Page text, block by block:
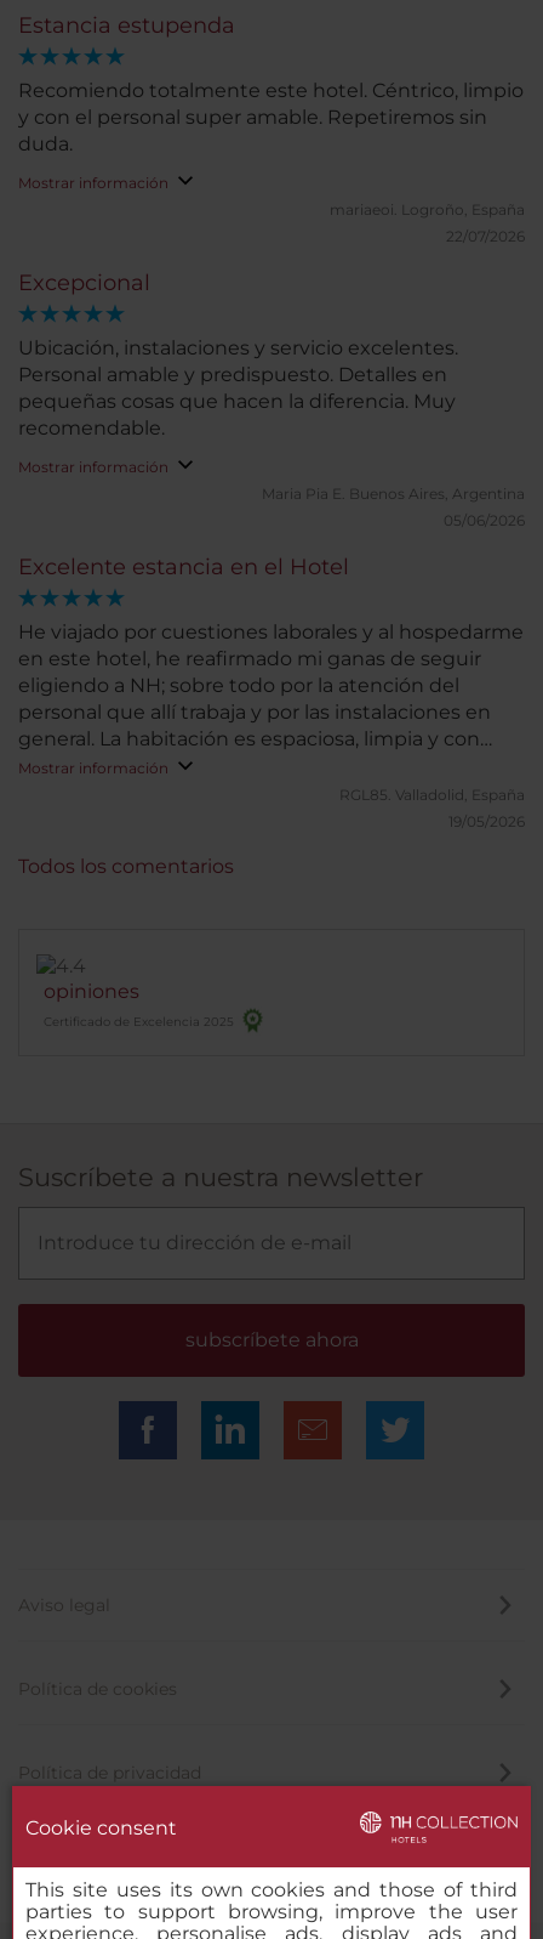
Estancia estupenda
Recomiendo totalmente este hotel. Céntrico, limpio
y con el personal super amable. Repetiremos sin
duda.
Mostrar información
mariaeoi.
Logroño, España
22/07/2026
Excepcional
Ubicación, instalaciones y servicio excelentes.
Personal amable y predispuesto. Detalles en
pequeñas cosas que hacen la diferencia. Muy
recomendable.
Mostrar información
Maria Pia E.
Buenos Aires, Argentina
05/06/2026
Excelente estancia en el Hotel
He viajado por cuestiones laborales y al hospedarme
en este hotel, he reafirmado mi ganas de seguir
eligiendo a NH; sobre todo por la atención del
personal que allí trabaja y por las instalaciones en
general. La habitación es espaciosa, limpia y con
escritorio para trabajar por la noche; además la cama
cómoda y almohadas excelentes; y el baño limpio y
bien mantenido (sobre todo la ducha). Volveré a
Mostrar información
RGL85. Valladolid, España
19/05/2026
opiniones
Certificado de Excelencia 2025
Todos los comentarios
Suscríbete a nuestra newsletter
subscríbete ahora
Aviso legal
Política de cookies
Política de privacidad
Cookie consent
This site uses its own cookies and those of third
parties to support browsing, improve the user
experience, personalise ads, display ads and